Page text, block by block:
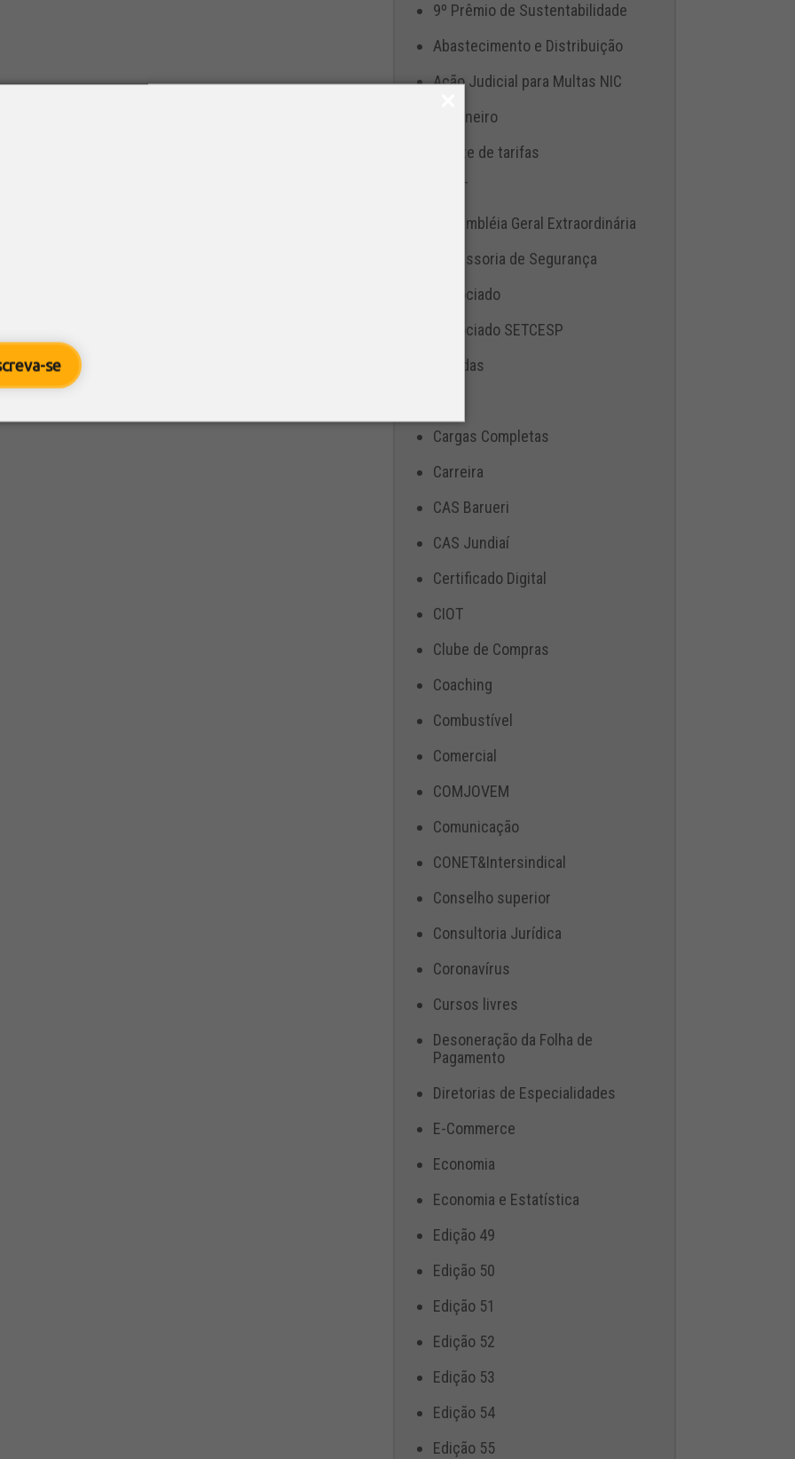
se
9º Prêmio de Sustentabilidade
Abastecimento e Distribuição
Ação Judicial para Multas NIC
Aduaneiro
Ajuste de tarifas
ANTT
Assembléia Geral Extraordinária
Assessoria de Segurança
Associado
Associado SETCESP
Bebidas
Cargas Completas
Carreira
CAS Barueri
CAS Jundiaí
Certificado Digital
CIOT
Clube de Compras
Coaching
Combustível
Comercial
COMJOVEM
Comunicação
CONET&Intersindical
Conselho superior
Consultoria Jurídica
Coronavírus
Cursos livres
Desoneração da Folha de
Pagamento
Diretorias de Especialidades
E-Commerce
Economia
Economia e Estatística
Edição 49
Edição 50
Edição 51
Edição 52
Edição 53
Edição 54
Edição 55